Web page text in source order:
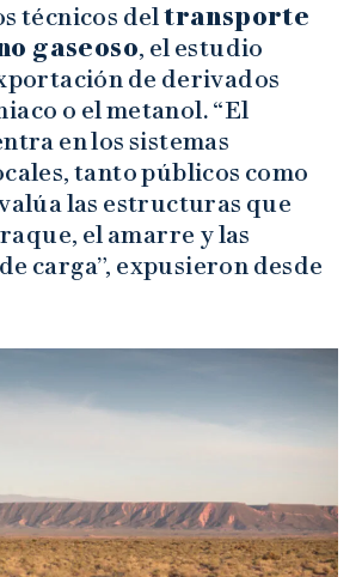
técnicos deltransporte
gaseoso, el estudio
de derivados
o el metanol. “El
en los sistemas
tanto públicos como
las estructuras que
el amarre y las
carga”, expusieron desde